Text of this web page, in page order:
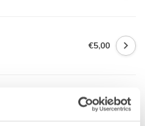
€5,00
€8,50